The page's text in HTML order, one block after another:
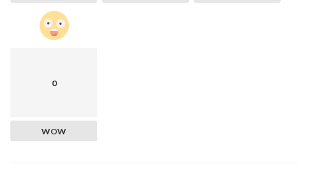
0
WOW